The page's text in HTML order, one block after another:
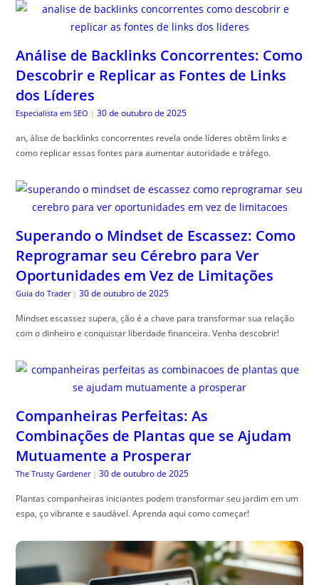
Análise de Backlinks Concorrentes: Como
Descobrir e Replicar as Fontes de Links
dos Líderes
Especialista em SEO | 30 de outubro de 2025
an, álise de backlinks concorrentes revela onde líderes obtêm links e
como replicar essas fontes para aumentar autoridade e tráfego.
Superando o Mindset de Escassez: Como
Reprogramar seu Cérebro para Ver
Oportunidades em Vez de Limitações
Guia do Trader | 30 de outubro de 2025
Mindset escassez supera, ção é a chave para transformar sua relação
com o dinheiro e conquistar liberdade financeira. Venha descobrir!
Companheiras Perfeitas: As
Combinações de Plantas que se Ajudam
Mutuamente a Prosperar
The Trusty Gardener | 30 de outubro de 2025
Plantas companheiras iniciantes podem transformar seu jardim em um
espa, ço vibrante e saudável. Aprenda aqui como começar!